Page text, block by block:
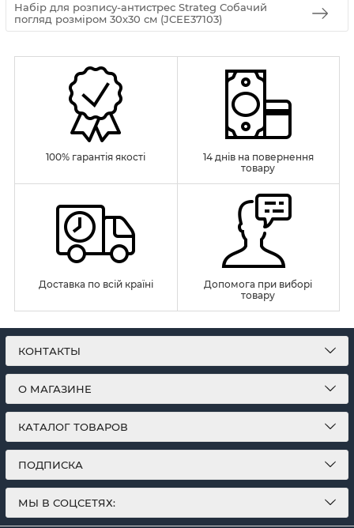
Набір для розпису-антистрес Strateg Собачий
погляд розміром 30х30 см (JCEE37103)
100% гарантія якості
14 днів на повернення
товару
Доставка по всій країні
Допомога при виборі
товару
КОНТАКТЫ
О МАГАЗИНЕ
КАТАЛОГ ТОВАРОВ
ПОДПИСКА
МЫ В СОЦСЕТЯХ: